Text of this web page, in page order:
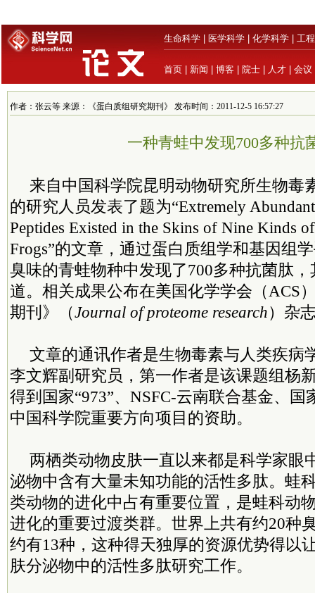
生命科学 医学科学 化学科学 工
首页 新闻 博客 院士 人才 会议
作者：张云等 来源：《蛋白质组研究期刊》 发布时间：2011-12-5 16:57:27
一种青蛙中发现700多种抗
来自中国科学院昆明动物研究所生物毒
的研究人员发表了题为“Extremely
Peptides Existed in the Skins of Nine Kinds
Frogs”的文章，通过蛋白质组学和基因组
臭味的青蛙物种中发现了700多种抗菌肽
道。相关成果公布在美国化学学会（ACS
期刊》（Journal of proteome research）杂
文章的通讯作者是生物毒素与人类疾病
李文辉副研究员，第一作者是该课题组杨
得到国家“973”、NSFC-云南联合基金、
中国科学院重要方向项目的资助。
两栖类动物皮肤一直以来都是科学家眼
泌物中含有大量未知功能的活性多肽。蛙
类动物的进化中占有重要位置，是蛙科动
进化的重要过渡类群。世界上共有约20种
约有13种，这种得天独厚的资源优势得以
肤分泌物中的活性多肽研究工作。